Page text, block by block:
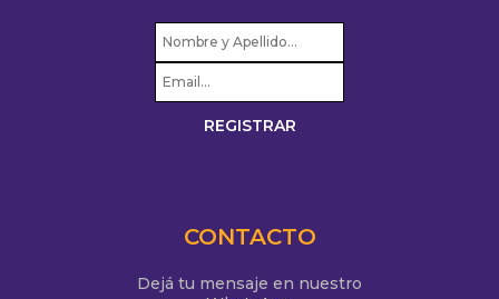
CONTACTO
Dejá tu mensaje en nuestro